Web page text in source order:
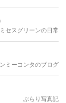
ミセスグリーンの日常
ミーコンタのブログ
ぶらり写真記